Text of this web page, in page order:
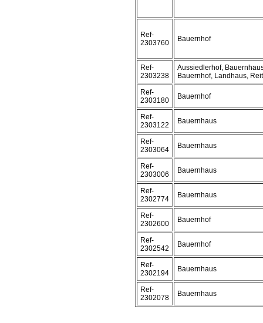
Ref-
2303760
Bauernhof
Ref-
2303238
Aussiedlerhof,
Bauernhof, Landhaus,
Ref-
2303180
Bauernhof
Ref-
2303122
Bauernhaus
Ref-
2303064
Bauernhaus
Ref-
2303006
Bauernhaus
Ref-
2302774
Bauernhaus
Ref-
2302600
Bauernhof
Ref-
2302542
Bauernhof
Ref-
2302194
Bauernhaus
Ref-
2302078
Bauernhaus